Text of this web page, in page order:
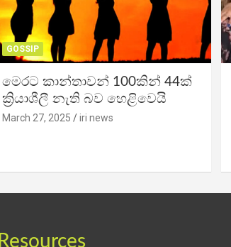
GOSSIP
මෙරට කාන්තාවන් 100කින් 44ක්
ක්‍රියාශීලී නැති බව හෙළිවෙයි
March 27, 2025 iri news
Resources